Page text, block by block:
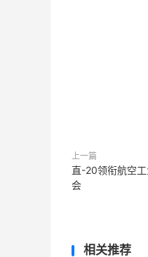
上一篇
直-20领衔航空
会
相关推荐